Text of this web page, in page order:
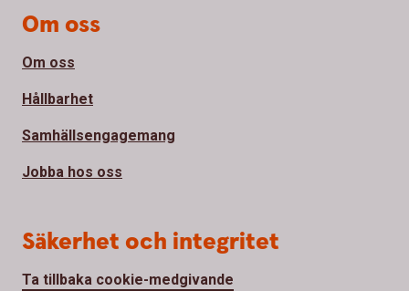
Om oss
Om oss
Hållbarhet
Samhällsengagemang
Jobba hos oss
Säkerhet och integritet
Ta tillbaka cookie-medgivande